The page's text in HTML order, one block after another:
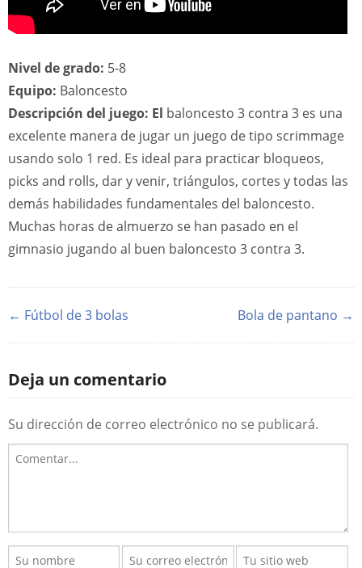
Nivel de grado: 5-8
Equipo: Baloncesto
Descripción del juego: El baloncesto 3 contra 3 es una
excelente manera de jugar un juego de tipo scrimmage
usando solo 1 red. Es ideal para practicar bloqueos,
picks and rolls, dar y venir, triángulos, cortes y todas las
demás habilidades fundamentales del baloncesto.
Muchas horas de almuerzo se han pasado en el
gimnasio jugando al buen baloncesto 3 contra 3.
← Fútbol de 3 bolas Bola de pantano →
Deja un comentario
Su dirección de correo electrónico no se publicará.